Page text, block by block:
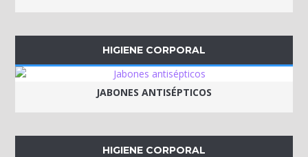
HIGIENE CORPORAL
JABONES ANTISÉPTICOS
HIGIENE CORPORAL